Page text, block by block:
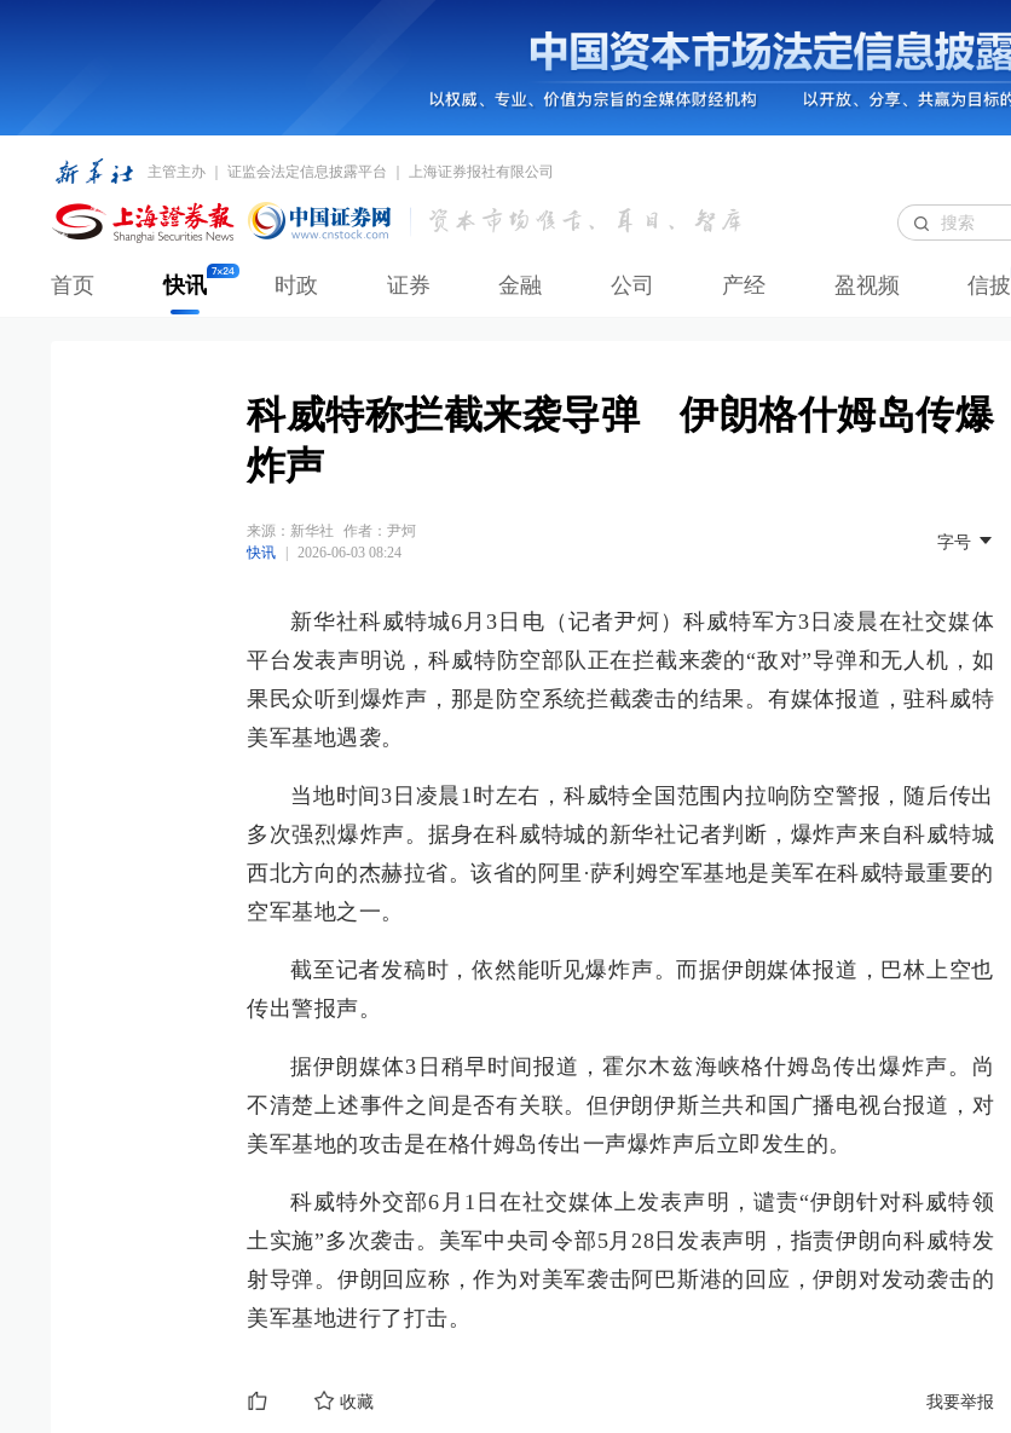
主管主办 ｜ 证监会法定信息披露平台 ｜ 上海证券报社有限公司
首页 快讯 时政 证券 金融 公司 产经 盈视频 信披
科威特称拦截来袭导弹 伊朗格什姆岛传爆
炸声
来源： 新华社
作者：尹炣
快讯
2026-06-03 08:24
字号
新华社科威特城6月3日电（记者尹炣）科威特军方3日凌晨在社交媒体
平台发表声明说，科威特防空部队正在拦截来袭的“敌对”导弹和无人机，如
果民众听到爆炸声，那是防空系统拦截袭击的结果。有媒体报道，驻科威特
美军基地遇袭。
当地时间3日凌晨1时左右，科威特全国范围内拉响防空警报，随后传出
多次强烈爆炸声。据身在科威特城的新华社记者判断，爆炸声来自科威特城
西北方向的杰赫拉省。该省的阿里·萨利姆空军基地是美军在科威特最重要的
空军基地之一。
截至记者发稿时，依然能听见爆炸声。而据伊朗媒体报道，巴林上空也
传出警报声。
据伊朗媒体3日稍早时间报道，霍尔木兹海峡格什姆岛传出爆炸声。尚
不清楚上述事件之间是否有关联。但伊朗伊斯兰共和国广播电视台报道，对
美军基地的攻击是在格什姆岛传出一声爆炸声后立即发生的。
科威特外交部6月1日在社交媒体上发表声明，谴责“伊朗针对科威特领
土实施”多次袭击。美军中央司令部5月28日发表声明，指责伊朗向科威特发
射导弹。伊朗回应称，作为对美军袭击阿巴斯港的回应，伊朗对发动袭击的
美军基地进行了打击。
收藏 我要举报